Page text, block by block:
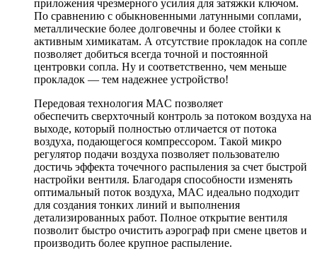
приложения чрезмерного усилия для затяжки ключом.
По сравнению с обыкновенными латунными соплами,
металлические более долговечны и более стойки к
активным химикатам. А отсутствие прокладок на сопле
позволяет добиться всегда точной и постоянной
центровки сопла. Ну и соответственно, чем меньше
прокладок — тем надежнее устройство!
Передовая технология MAC позволяет
обеспечить сверхточный контроль за потоком воздуха на
выходе, который полностью отличается от потока
воздуха, подающегося компрессором. Такой микро
регулятор подачи воздуха позволяет пользователю
достичь эффекта точечного распыления за счет быстрой
настройки вентиля. Благодаря способности изменять
оптимальный поток воздуха, MAC идеально подходит
для создания тонких линий и выполнения
детализированных работ. Полное открытие вентиля
позволит быстро очистить аэрограф при смене цветов и
производить более крупное распыление.